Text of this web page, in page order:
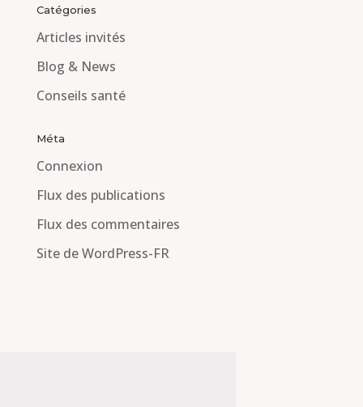
Catégories
Articles invités
Blog & News
Conseils santé
Méta
Connexion
Flux des publications
Flux des commentaires
Site de WordPress-FR